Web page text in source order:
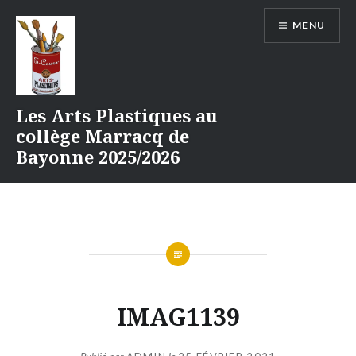
contenu
Les Arts Plastiques au
collège Marracq de
Bayonne 2025/2026
MENU
IMAG1139